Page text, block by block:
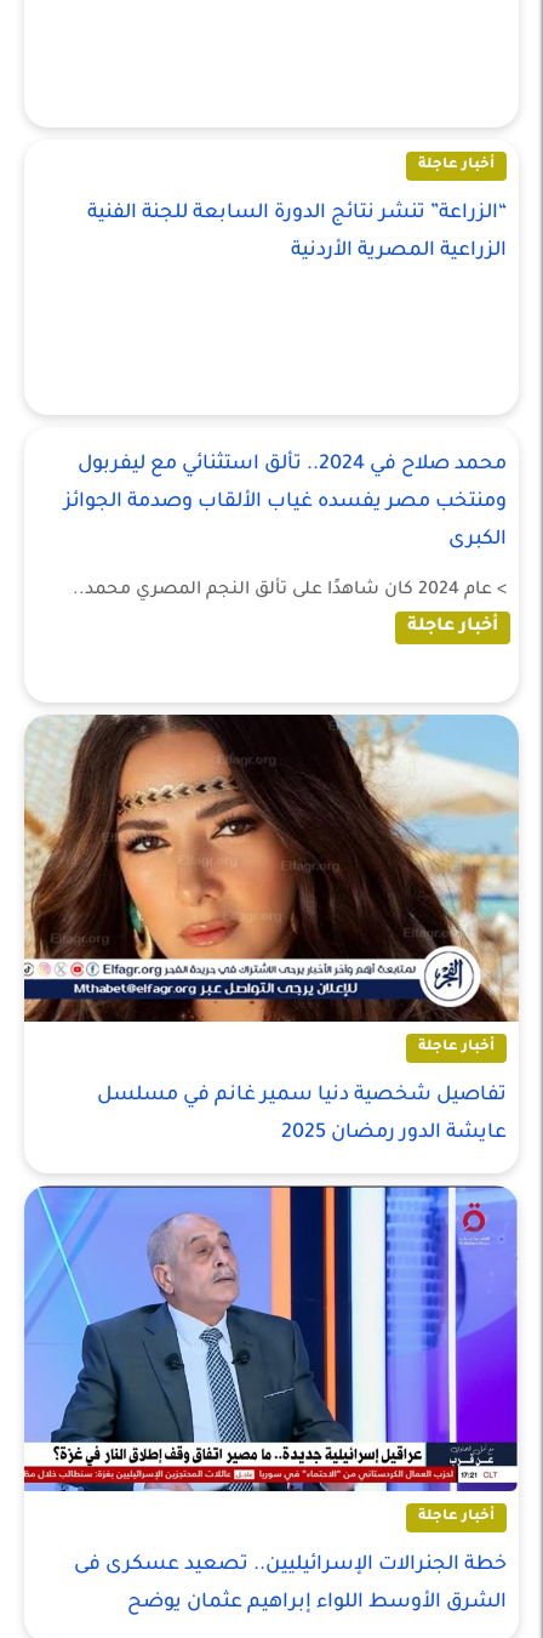
أخبار عاجلة
“الزراعة” تنشر نتائج الدورة السابعة للجنة الفنية
الزراعية المصرية الأردنية
محمد صلاح في 2024.. تألق استثنائي مع ليفربول
ومنتخب مصر يفسده غياب الألقاب وصدمة الجوائز
الكبرى
> عام 2024 كان شاهدًا على تألق النجم المصري محمد..
أخبار عاجلة
أخبار عاجلة
تفاصيل شخصية دنيا سمير غانم في مسلسل
عايشة الدور رمضان 2025
أخبار عاجلة
خطة الجنرالات الإسرائيليين.. تصعيد عسكرى فى
الشرق الأوسط اللواء إبراهيم عثمان يوضح